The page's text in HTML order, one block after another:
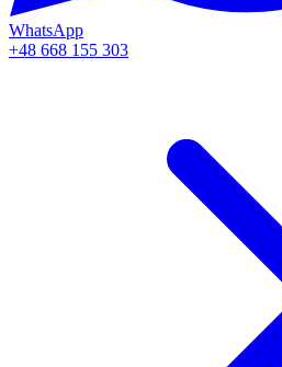
WhatsApp
+48 668 155 303